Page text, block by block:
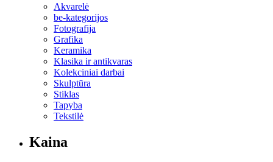
Akvarelė
be-kategorijos
Fotografija
Grafika
Keramika
Klasika ir antikvaras
Kolekciniai darbai
Skulptūra
Stiklas
Tapyba
Tekstilė
Kaina